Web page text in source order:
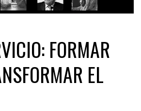
FORMAR
EL